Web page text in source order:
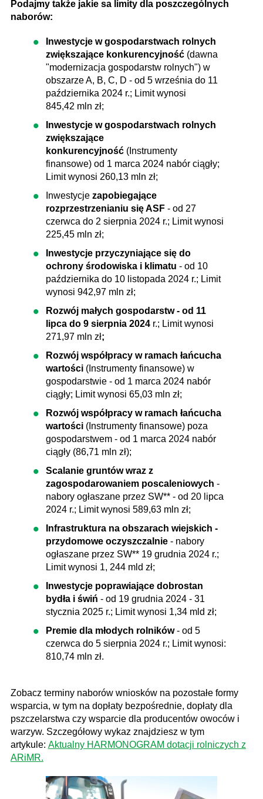
Podajmy także jakie sa limity dla poszczególnych
naborów:
Inwestycje w gospodarstwach rolnych
zwiększające konkurencyjność (dawna
"modernizacja gospodarstw rolnych") w
obszarze A, B, C, D - od 5 września do 11
października 2024​ r.; Limit wynosi
845,42 mln zł;
Inwestycje w gospodarstwach rolnych
zwiększające
konkurencyjność (Instrumenty
finansowe) od 1 marca 2024 nabór ciągły;
Limit wynosi 260,13 mln zł;
Inwestycje zapobiegające
rozprzestrzenianiu się ASF - od 27
czerwca do 2 sierpnia 2024 r.; Limit wynosi
225,45 mln zł;
Inwestycje przyczyniające się do
ochrony środowiska i klimatu - od 10
października do 10 listopada 2024 r.; Limit
wynosi 942,97 mln zł;
Rozwój małych gospodarstw - od 11
lipca do 9 sierpnia 2024 r.; Limit wynosi
271,97 mln zł;
Rozwój współpracy w ramach łańcucha
wartości (Instrumenty finansowe) w
gospodarstwie - od 1 marca 2024 nabór
ciągły; Limit wynosi 65,03 mln zł;
Rozwój współpracy w ramach łańcucha
wartości (Instrumenty finansowe) poza
gospodarstwem - od 1 marca 2024 nabór
ciągły (86,71 mln zł);
Scalanie gruntów wraz z
zagospodarowaniem poscaleniowych -
nabory ogłaszane przez SW** - od 20 lipca
2024 r.; Limit wynosi 589,63 mln zł;
Infrastruktura na obszarach wiejskich -
przydomowe oczyszczalnie - nabory
ogłaszane przez SW** 19 grudnia 2024 r.;
Limit wynosi 1, 244 mld zł;
Inwestycje poprawiające dobrostan
bydła i świń - od 19 grudnia 2024 - 31
stycznia 2025 r.; Limit wynosi 1,34 mld zł;
Premie dla młodych rolników- od 5
czerwca do 5 sierpnia 2024 r.; Limit wynosi:
810,74 mln zł.
Zobacz terminy naborów wniosków na pozostałe formy
wsparcia, w tym na dopłaty bezpośrednie, dopłaty dla
pszczelarstwa czy wsparcie dla producentów owoców i
warzyw. Szczegółowy wykaz znajdziesz w tym
artykule: Aktualny HARMONOGRAM dotacji rolniczych z
ARiMR.